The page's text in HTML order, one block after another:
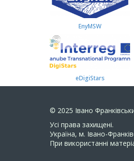
EnyMSW
eDigiStars
© 2025 Івано
Усi права захищенi.
Україна, м. Івано-
При використанні